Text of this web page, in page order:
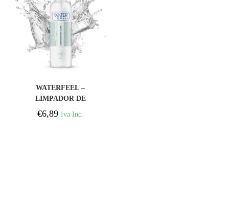
WATERFEEL –
LIMPADOR DE
BRINQUEDOS ESTÉRIL
€6,89 Iva Inc.